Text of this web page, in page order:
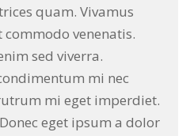
quam. Vivamus
venenatis.
sed viverra.
mi nec
mi eget imperdiet.
eget ipsum a dolor